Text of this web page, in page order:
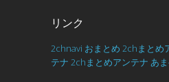
リンク
2chnavi おまとめ 2chまとめ
テナ 2chまとめアンテナ あ